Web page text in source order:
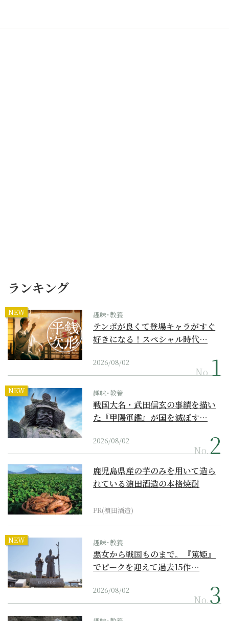
ランキング
NEW 趣味･教養
テンポが良くて登場キャラがすぐ
好きになる！スペシャル時代…
2026/08/02
No.
NEW 趣味･教養
戦国大名・武田信玄の事績を描い
た『甲陽軍鑑』が国を滅ぼす…
2026/08/02
No.
鹿児島県産の芋のみを用いて造ら
れている濵田酒造の本格焼酎
PR(濵田酒造)
NEW 趣味･教養
悪女から戦国ものまで。『篤姫』
でピークを迎えて過去15作…
2026/08/02
No.